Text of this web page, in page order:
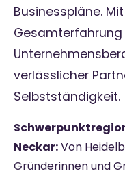
Businesspläne.
Gesamterfahrung
verlässlicher
Selbstständigkeit.
Neckar:Von
Gründerinnen und